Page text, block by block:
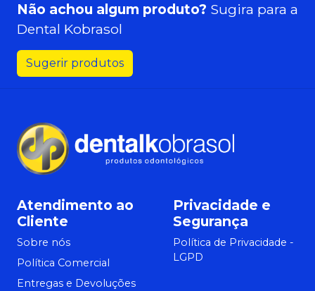
Não achou algum produto? Sugira para a
Dental Kobrasol
Sugerir produtos
Atendimento ao
Cliente
Sobre nós
Política Comercial
Entregas e Devoluções
Privacidade e
Segurança
Política de Privacidade -
LGPD